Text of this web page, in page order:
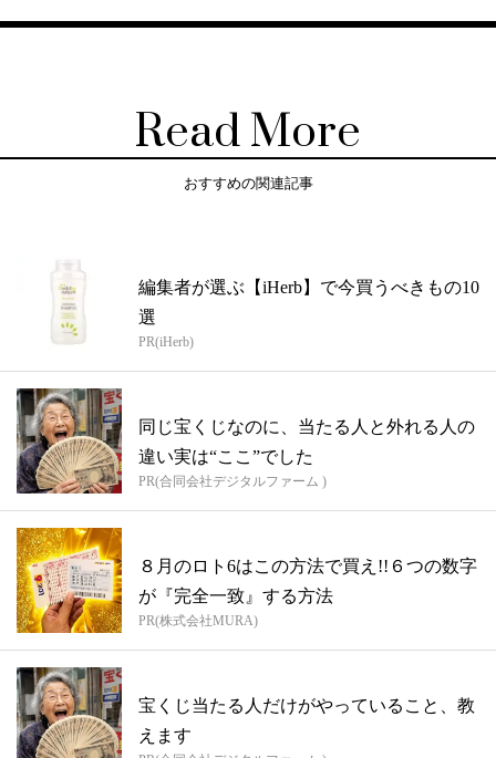
Read More
おすすめの関連記事
編集者が選ぶ【iHerb】で今買うべきもの10
選
PR(iHerb)
同じ宝くじなのに、当たる人と外れる人の
違い実は“ここ”でした
PR(合同会社デジタルファーム )
８月のロト6はこの方法で買え!!６つの数字
が『完全一致』する方法
PR(株式会社MURA)
宝くじ当たる人だけがやっていること、教
えます